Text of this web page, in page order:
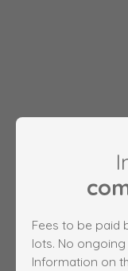
Fees to be paid
lots. No
Information on